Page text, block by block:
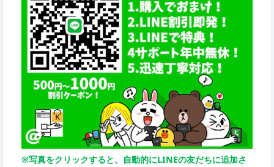
※写真をクリックすると、自動的にLINEの友だちに追加さ